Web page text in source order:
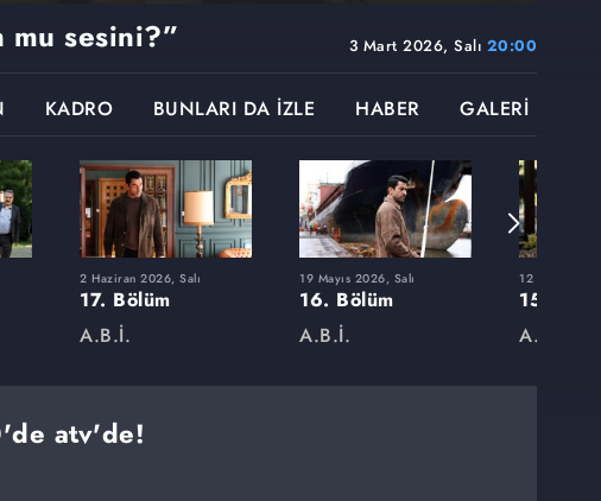
3 Mart 2026, Salı 20:00
mu sesini?”
KADRO BUNLARI DA İZLE HABER GALERİ
2 Haziran 2026, Salı
17. Bölüm
A.B.İ.
19 Mayıs 2026, Salı
16. Bölüm
A.B.İ.
12 Mayıs
15. Bölüm
A.B.İ.
atv'de!